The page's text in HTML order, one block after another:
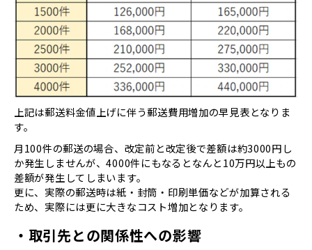
上記は郵送料金値上げに伴う郵送費用増加の早見表となりま
す。
月100件の郵送の場合、改定前と改定後で差額は約3000円し
か発生しませんが、4000件にもなるとなんと10万円以上もの
差額が発生してしまいます。
更に、実際の郵送時は紙・封筒・印刷単価などが加算される
ため、実際には更に大きなコスト増加となります。
・取引先との関係性への影響